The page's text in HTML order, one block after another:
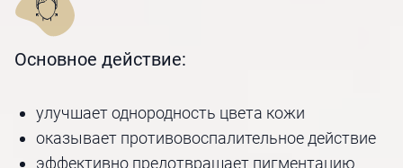
Основное действие:
улучшает однородность цвета кожи
оказывает противовоспалительное действие
эффективно предотвращает пигментацию